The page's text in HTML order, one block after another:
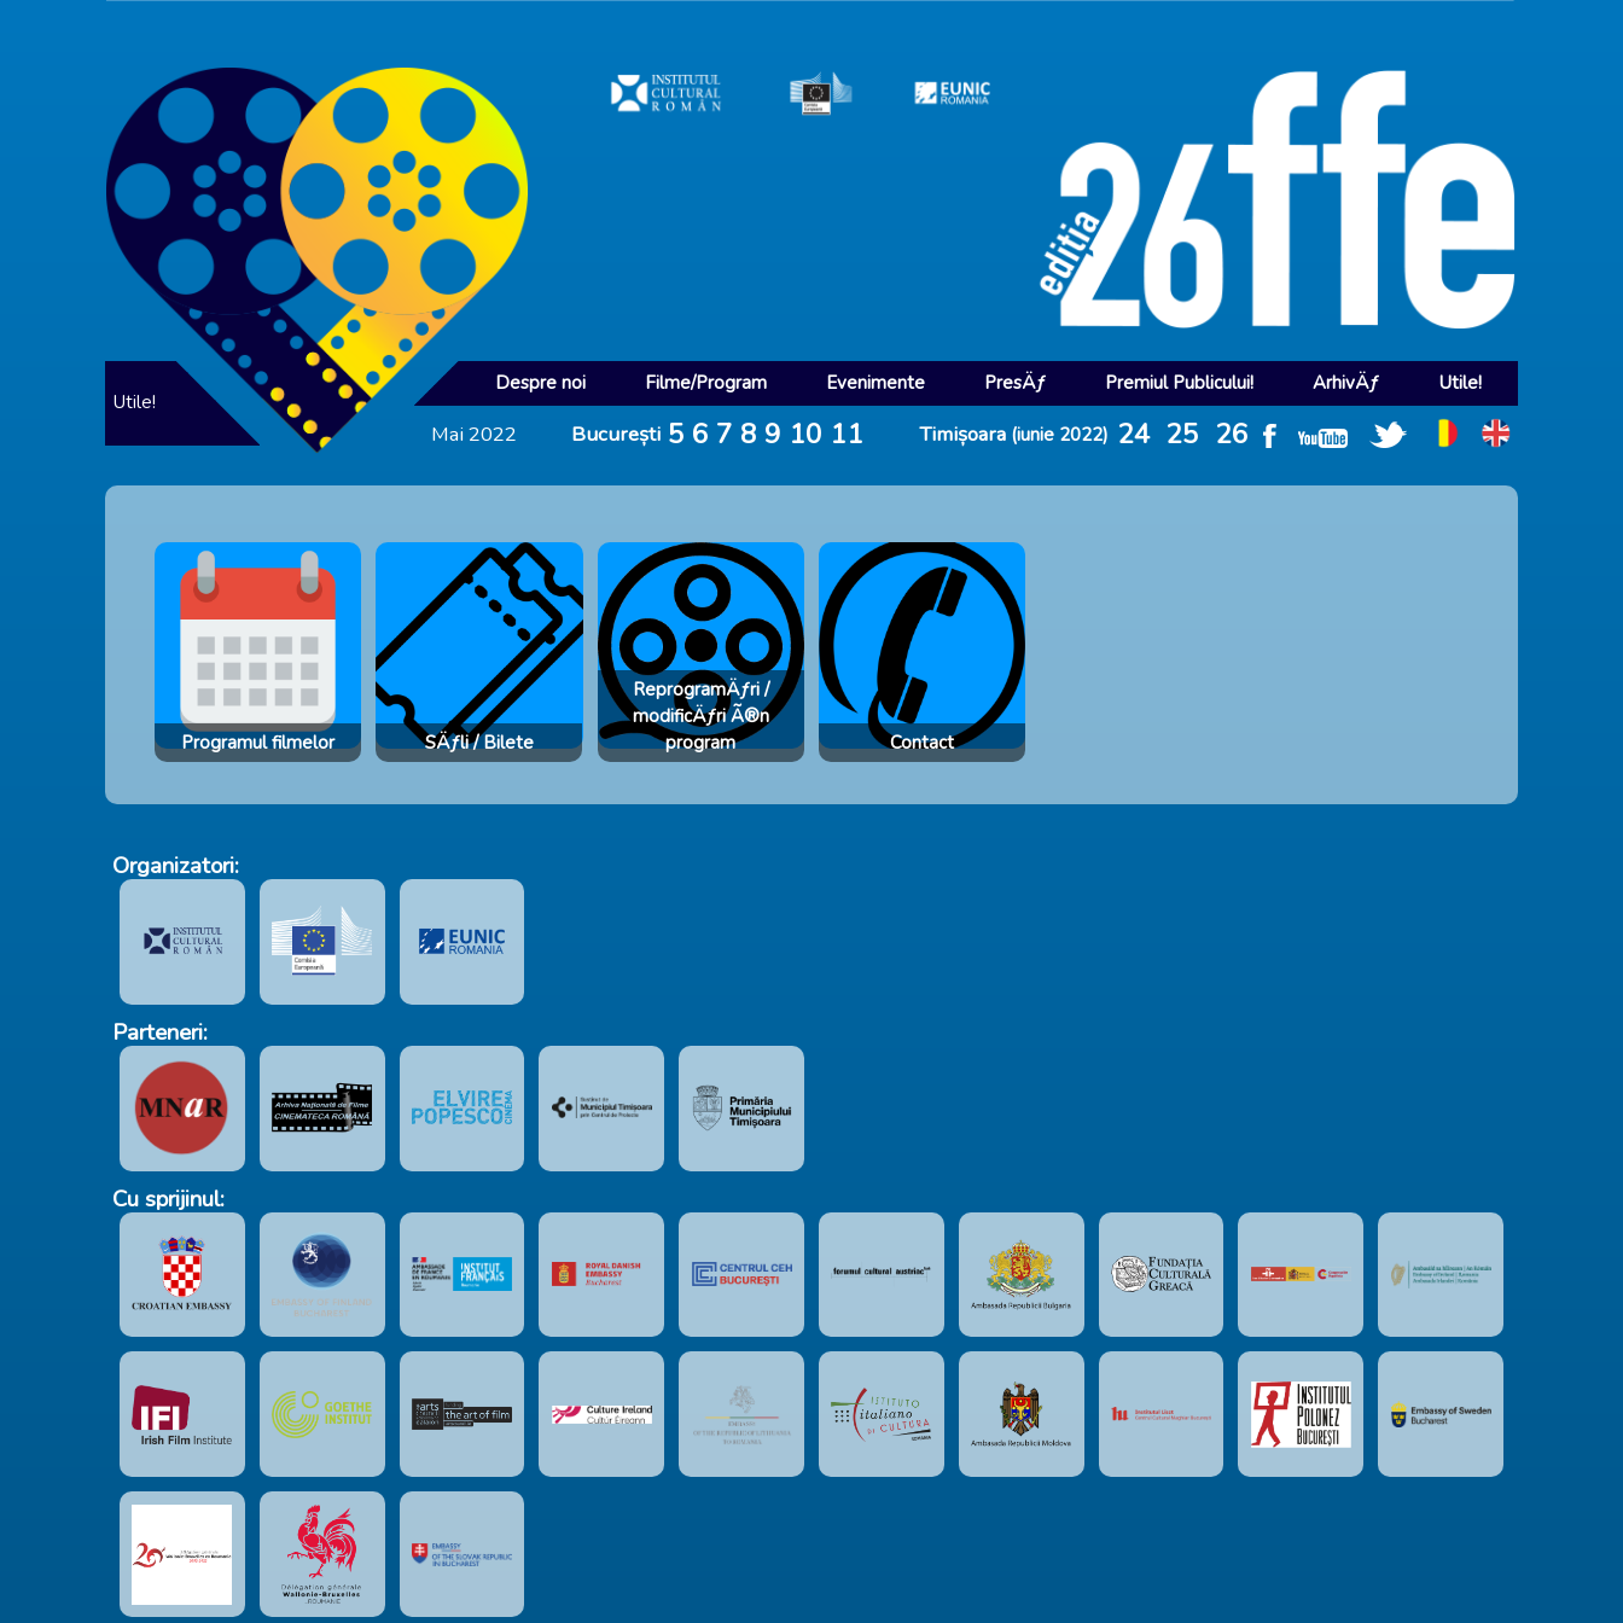
Despre noi Filme/Program Evenimente PresÄƒ Premiul Publicului! ArhivÄƒ
Utile!
Utile!
Mai 2022 București 5 6 7 8 9 10 11 Timișoara (iunie 2022) 24 25 26
Programul filmelor SÄƒli / Bilete
ReprogramÄƒri /
modificÄƒri Ã®n
program
Contact
Organizatori:
Parteneri:
Cu sprijinul: